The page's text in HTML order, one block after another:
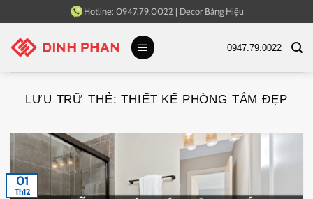
qua
nội
Hotline: 0947.79.0022 | Decor Bảng Hiệu
0947.79.0022
LƯU TRỮ THẺ:THIẾT KẾ PHÒNG TẮM ĐẸP
01
Th12